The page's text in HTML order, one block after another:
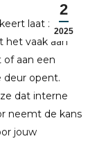
2
2025
laat zien
het vaak aan
of aan een
deur opent.
dat interne
neemt de kans
jouw